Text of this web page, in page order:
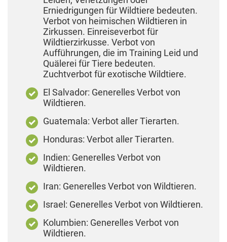
Erniedrigungen für Wildtiere bedeuten.
Verbot von heimischen Wildtieren in
Zirkussen. Einreiseverbot für
Wildtierzirkusse. Verbot von
Aufführungen, die im Training Leid und
Quälerei für Tiere bedeuten.
Zuchtverbot für exotische Wildtiere.
El Salvador: Generelles Verbot von
Wildtieren.
Guatemala: Verbot aller Tierarten.
Honduras: Verbot aller Tierarten.
Indien: Generelles Verbot von
Wildtieren.
Iran: Generelles Verbot von Wildtieren.
Israel: Generelles Verbot von Wildtieren.
Kolumbien: Generelles Verbot von
Wildtieren.